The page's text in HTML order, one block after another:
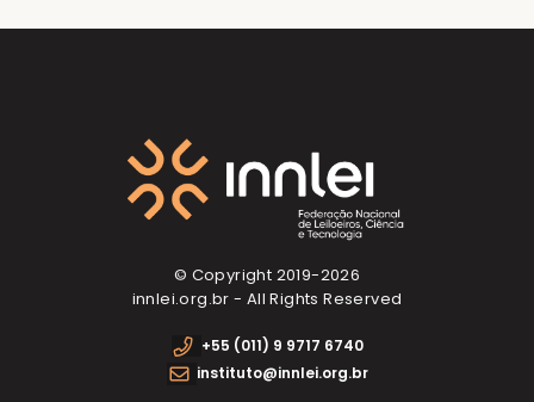
© Copyright 2019-2026
innlei.org.br - All Rights Reserved
+55 (011) 9 9717 6740
instituto@innlei.org.br